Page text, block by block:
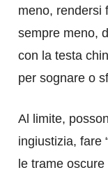
meno, rendersi
sempre meno,
con la testa
per sognare o
Al limite,
ingiustizia, fare
le trame